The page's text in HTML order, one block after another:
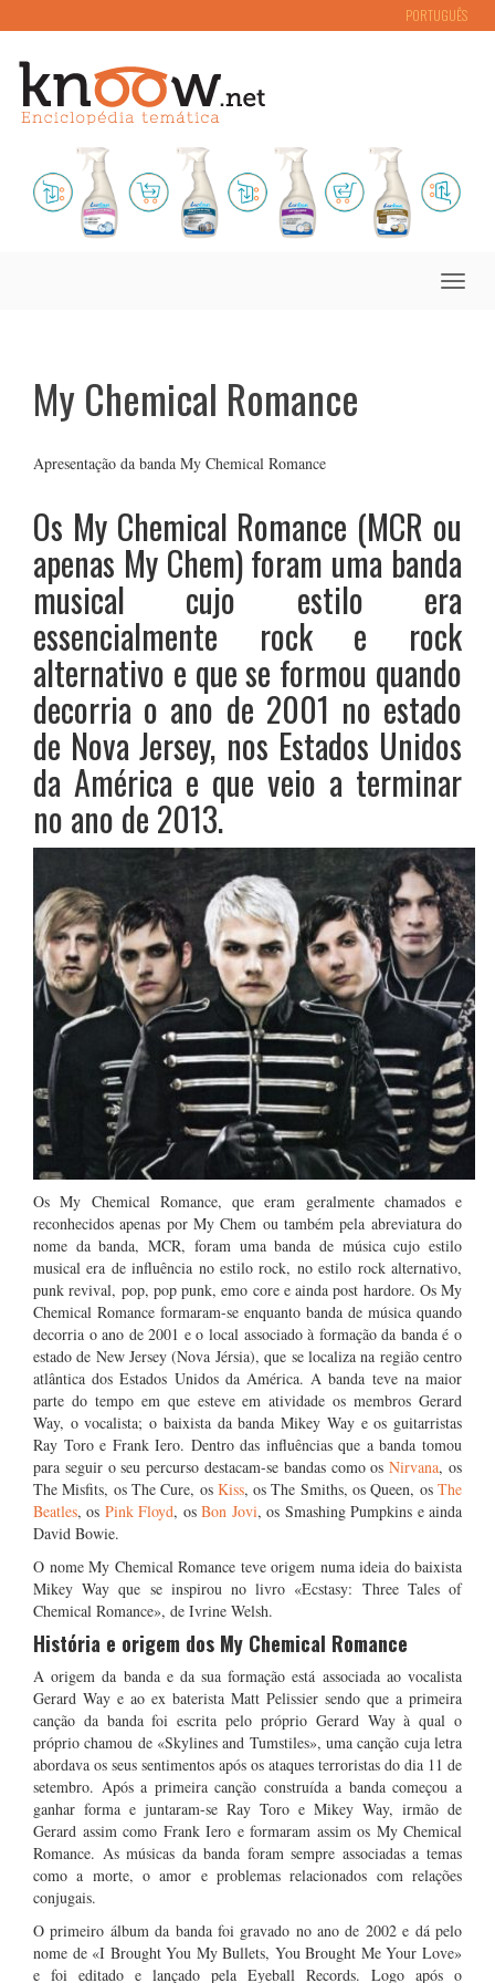
PORTUGUÊS
Toggle
My Chemical Romance
Apresentação da banda My Chemical Romance
Os My Chemical Romance (MCR ou
apenas My Chem) foram uma banda
musical cujo estilo era
essencialmente rock e rock
alternativo e que se formou quando
decorria o ano de 2001 no estado
de Nova Jersey, nos Estados Unidos
da América e que veio a terminar
no ano de 2013.
Os My Chemical Romance, que eram geralmente chamados e
reconhecidos apenas por My Chem ou também pela abreviatura do
nome da banda, MCR, foram uma banda de música cujo estilo
musical era de influência no estilo rock, no estilo rock alternativo,
punk revival, pop, pop punk, emo core e ainda post hardore. Os My
Chemical Romance formaram-se enquanto banda de música quando
decorria o ano de 2001 e o local associado à formação da banda é o
estado de New Jersey (Nova Jérsia), que se localiza na região centro
atlântica dos Estados Unidos da América. A banda teve na maior
parte do tempo em que esteve em atividade os membros Gerard
Way, o vocalista; o baixista da banda Mikey Way e os guitarristas
Ray Toro e Frank Iero. Dentro das influências que a banda tomou
para seguir o seu percurso destacam-se bandas como osNirvana, os
The Misfits, os The Cure, os Kiss, os The Smiths, os Queen, osThe
Beatles, os Pink Floyd, osBon Jovi, os Smashing Pumpkins e ainda
David Bowie.
O nome My Chemical Romance teve origem numa ideia do baixista
Mikey Way que se inspirou no livro «Ecstasy: Three Tales of
Chemical Romance», de Ivrine Welsh.
História e origem dos My Chemical Romance
A origem da banda e da sua formação está associada ao vocalista
Gerard Way e ao ex baterista Matt Pelissier sendo que a primeira
canção da banda foi escrita pelo próprio Gerard Way à qual o
próprio chamou de «Skylines and Tumstiles», uma canção cuja letra
abordava os seus sentimentos após os ataques terroristas do dia 11 de
setembro. Após a primeira canção construída a banda começou a
ganhar forma e juntaram-se Ray Toro e Mikey Way, irmão de
Gerard assim como Frank Iero e formaram assim os My Chemical
Romance. As músicas da banda foram sempre associadas a temas
como a morte, o amor e problemas relacionados com relações
conjugais.
O primeiro álbum da banda foi gravado no ano de 2002 e dá pelo
nome de «I Brought You My Bullets, You Brought Me Your Love»
e foi editado e lançado pela Eyeball Records. Logo após o